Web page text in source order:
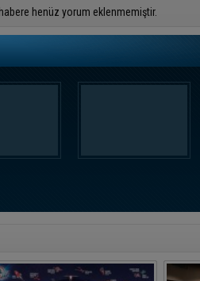
henüz yorum eklenmemiştir.